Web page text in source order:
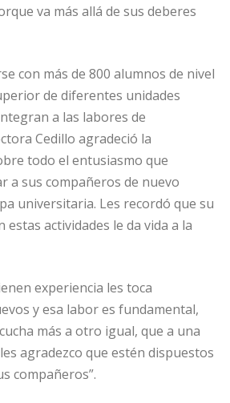
va más allá de sus deberes
con más de 800 alumnos de nivel
de diferentes unidades
a las labores de
Cedillo agradeció la
todo el entusiasmo que
a sus compañeros de nuevo
universitaria. Les recordó que su
estas actividades le da vida a la
experiencia les toca
y esa labor es fundamental,
más a otro igual, que a una
agradezco que estén dispuestos
compañeros”.